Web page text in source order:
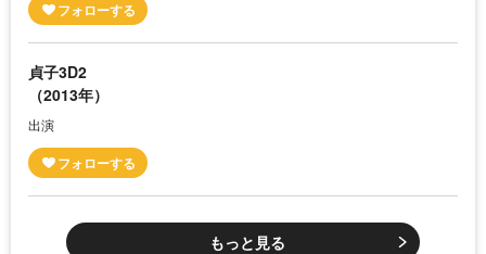
貞子3D2
（2013年）
出演
もっと見る